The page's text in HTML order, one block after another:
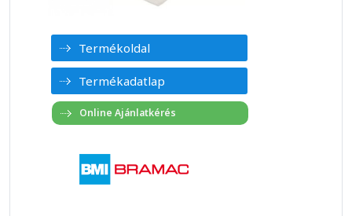
Termékoldal
Termékadatlap